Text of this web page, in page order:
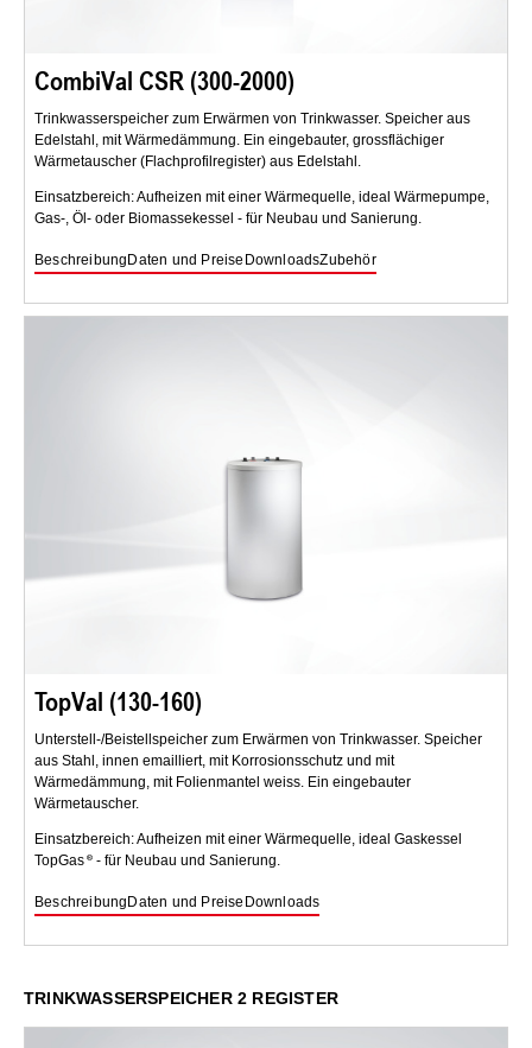
CombiVal CSR (300-2000)
Trinkwasserspeicher zum Erwärmen von Trinkwasser. Speicher aus
Edelstahl, mit Wärmedämmung. Ein eingebauter, grossflächiger
Wärmetauscher (Flachprofilregister) aus Edelstahl.
Einsatzbereich: Aufheizen mit einer Wärmequelle, ideal Wärmepumpe,
Gas-, Öl- oder Biomassekessel - für Neubau und Sanierung.
Beschreibung Daten und Preise DownloadsZubehör
TopVal (130-160)
Unterstell-/Beistellspeicher zum Erwärmen von Trinkwasser. Speicher
aus Stahl, innen emailliert, mit Korrosionsschutz und mit
Wärmedämmung, mit Folienmantel weiss. Ein eingebauter
Wärmetauscher.
Einsatzbereich: Aufheizen mit einer Wärmequelle, ideal Gaskessel
TopGas
- für Neubau und Sanierung.
BeschreibungDaten und Preise Downloads
TRINKWASSERSPEICHER 2 REGISTER